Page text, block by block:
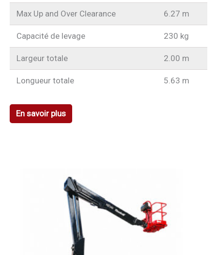
Max Up and Over Clearance 6.27 m
Capacité de levage 230 kg
Largeur totale 2.00 m
Longueur totale 5.63 m
En savoir plus